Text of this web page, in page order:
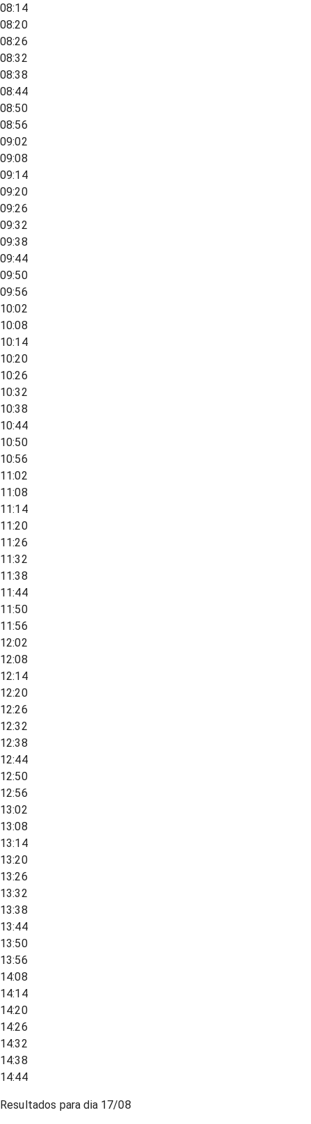
08:14
08:20
08:26
08:32
08:38
08:44
08:50
08:56
09:02
09:08
09:14
09:20
09:26
09:32
09:38
09:44
09:50
09:56
10:02
10:08
10:14
10:20
10:26
10:32
10:38
10:44
10:50
10:56
11:02
11:08
11:14
11:20
11:26
11:32
11:38
11:44
11:50
11:56
12:02
12:08
12:14
12:20
12:26
12:32
12:38
12:44
12:50
12:56
13:02
13:08
13:14
13:20
13:26
13:32
13:38
13:44
13:50
13:56
14:08
14:14
14:20
14:26
14:32
14:38
14:44
Resultados para dia 17/08